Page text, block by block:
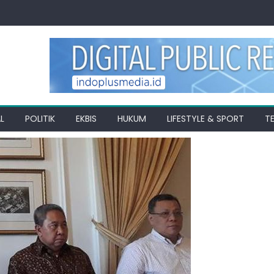
POLITIK EKBIS HUKUM LIFESTYLE & SPORT